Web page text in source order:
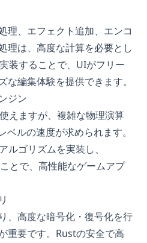
理、エフェクト追加、エンコ
理は、高度な計算を必要とし
装することで、UIがフリー
な編集体験を提供できます。
ジン
えますが、複雑な物理演算
ルの速度が求められます。
ルゴリズムを実装し、
とで、高性能なゲームアプ
、高度な暗号化・復号化を行
重要です。Rustの安全で高